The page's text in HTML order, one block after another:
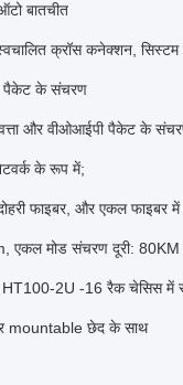
बातचीत
क्रॉस कनेक्शन, सिस्टम
पैकेट के संचरण
और वीओआईपी पैकेट के
के रूप में;
फाइबर, और एकल फाइबर
एकल मोड संचरण दूरी:
2U -16 रैक चेसिस में
mountable छेद के साथ